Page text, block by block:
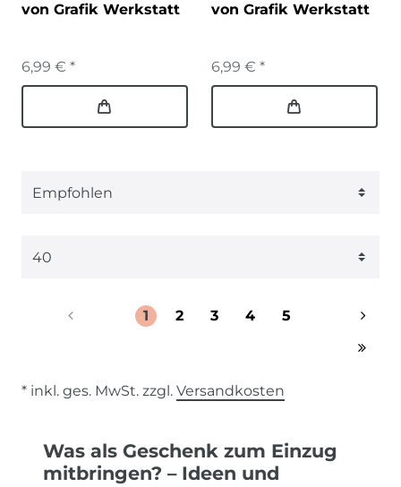
von Grafik Werkstatt
6,99 € *
von Grafik Werkstatt
6,99 € *
1 2 3 4 5
* inkl. ges. MwSt. zzgl. Versandkosten
Was als Geschenk zum Einzug
mitbringen? – Ideen und